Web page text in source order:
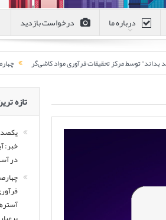
درباره ما درخواست بازدید
تحقیقات فرآوری مواد کاشی‌گر چهارصد و هشتاد و
تازه
یکصد
خبر:
در